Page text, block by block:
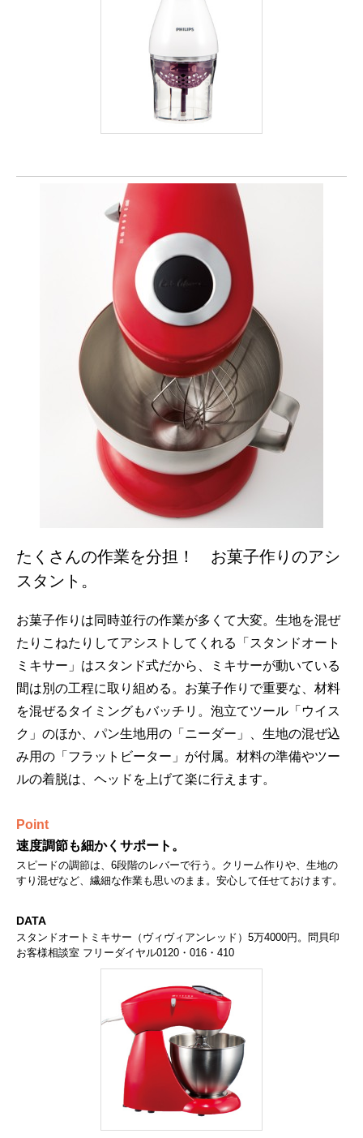
たくさんの作業を分担！ お菓子作りのアシ
スタント。
お菓子作りは同時並行の作業が多くて大変。生地を混ぜ
たりこねたりしてアシストしてくれる「スタンドオート
ミキサー」はスタンド式だから、ミキサーが動いている
間は別の工程に取り組める。お菓子作りで重要な、材料
を混ぜるタイミングもバッチリ。泡立てツール「ウイス
ク」のほか、パン生地用の「ニーダー」、生地の混ぜ込
み用の「フラットビーター」が付属。材料の準備やツー
ルの着脱は、ヘッドを上げて楽に行えます。
Point
速度調節も細かくサポート。
スピードの調節は、6段階のレバーで行う。クリーム作りや、生地の
すり混ぜなど、繊細な作業も思いのまま。安心して任せておけます。
DATA
スタンドオートミキサー（ヴィヴィアンレッド）5万4000円。問貝印
お客様相談室 フリーダイヤル0120・016・410